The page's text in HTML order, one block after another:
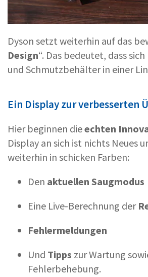
Dyson setzt weiterhin auf das
Design“. Das bedeutet, dass
und Schmutzbehälter in einer
Ein Display zur verbesserten
Hier beginnen dieechten
Display an sich ist nichts Neues
weiterhin in schicken Farben:
Den aktuellen Saugmodus
Eine Live-Berechnung der
Fehlermeldungen
Und Tipps zur Wartung
Fehlerbehebung.